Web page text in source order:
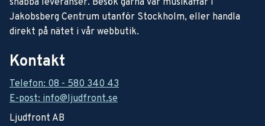
Jakobsberg Centrum utanför Stockholm, eller handla
direkt på nätet i vår webbutik.
Kontakt
Telefon: 08 - 580 340 43
E-post: info@ljudfront.se
Ljudfront AB